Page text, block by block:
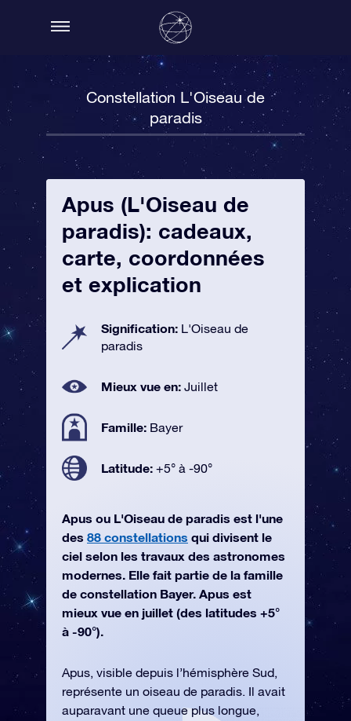
Constellation L'Oiseau de
paradis
Apus (L'Oiseau de
paradis): cadeaux,
carte, coordonnées
et explication
Signification: L'Oiseau de
paradis
Mieux vue en: Juillet
Famille: Bayer
Latitude: +5° à -90°
Apus ou L'Oiseau de paradis est l'une
des 88 constellations qui divisent le
ciel selon les travaux des astronomes
modernes. Elle fait partie de la famille
de constellation Bayer. Apus est
mieux vue en juillet (des latitudes +5°
à -90°).
Apus, visible depuis l’hémisphère Sud,
représente un oiseau de paradis. Il avait
auparavant une queue plus longue,